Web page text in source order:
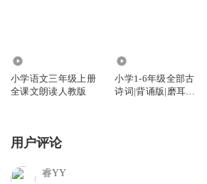
小学语文三年级上册
全课文朗读人教版
小学1-6年级全部古
诗词|背诵版|磨耳朵|
用户评论
睿YY